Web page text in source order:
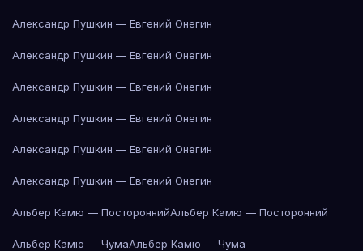
Александр Пушкин — Евгений Онегин
Александр Пушкин — Евгений Онегин
Александр Пушкин — Евгений Онегин
Александр Пушкин — Евгений Онегин
Александр Пушкин — Евгений Онегин
Александр Пушкин — Евгений Онегин
Альбер Камю — ПостороннийАльбер Камю — Посторонний
Альбер Камю — ЧумаАльбер Камю — Чума